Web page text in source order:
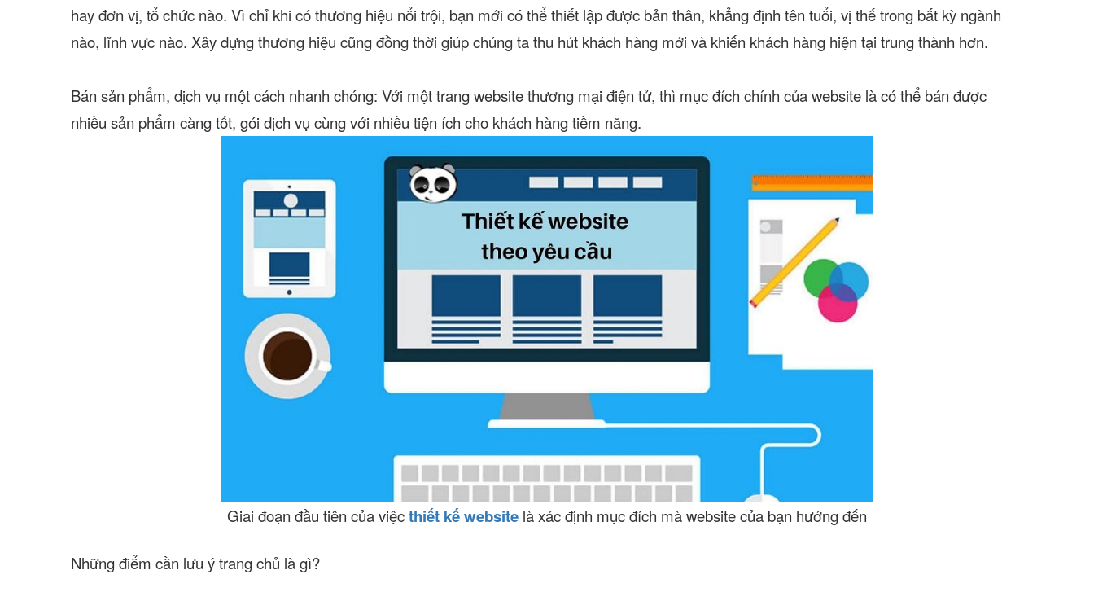
hay đơn vị, tổ chức nào. Vì chỉ khi có thương hiệu nổi trội, bạn mới có thể thiết lập được bản thân, khẳng định tên tuổi, vị thế trong bất kỳ ngành
nào, lĩnh vực nào. Xây dựng thương hiệu cũng đồng thời giúp chúng ta thu hút khách hàng mới và khiến khách hàng hiện tại trung thành hơn.
Bán sản phẩm, dịch vụ một cách nhanh chóng: Với một trang website thương mại điện tử, thì mục đích chính của website là có thể bán được
nhiều sản phẩm càng tốt, gói dịch vụ cùng với nhiều tiện ích cho khách hàng tiềm năng.
Giai đoạn đầu tiên của việcthiết kế website là xác định mục đích mà website của bạn hướng đến
Những điểm cần lưu ý trang chủ là gì?